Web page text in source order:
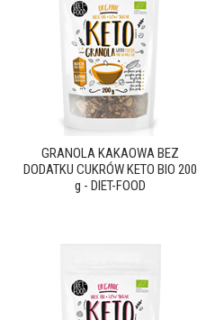
GRANOLA KAKAOWA BEZ
DODATKU CUKRÓW KETO BIO 200
g - DIET-FOOD